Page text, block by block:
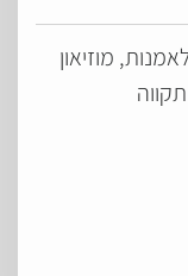
מוזיאון